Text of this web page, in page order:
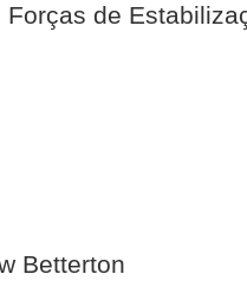
de
Betterton